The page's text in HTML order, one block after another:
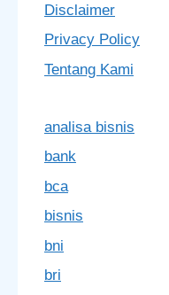
Disclaimer
Privacy Policy
Tentang Kami
analisa bisnis
bank
bca
bisnis
bni
bri